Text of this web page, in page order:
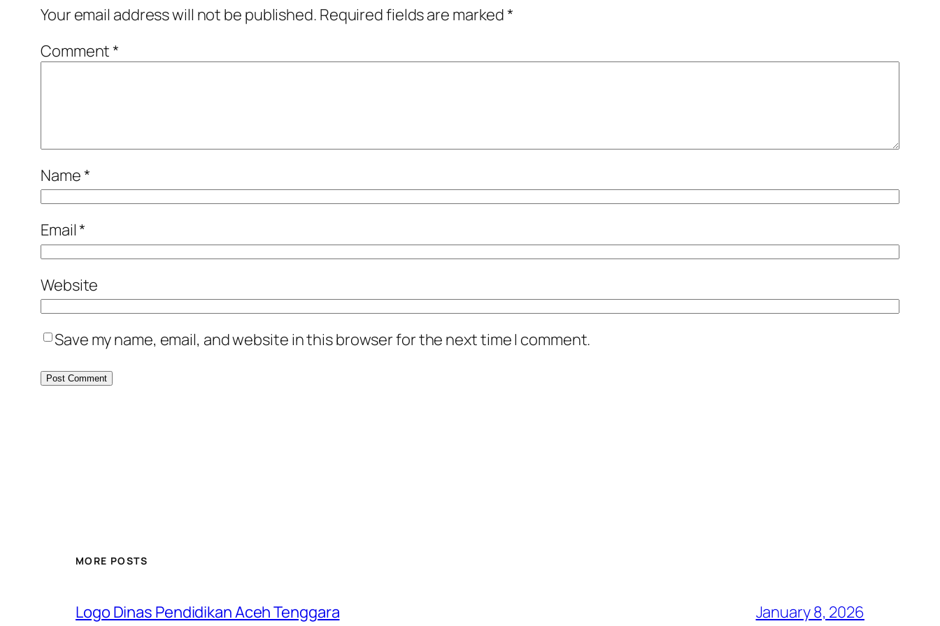
Your email address will not be published. Required fields are marked*
Comment*
Name*
Email*
Website
Save my name, email, and website in this browser for the next time I comment.
MORE POSTS
Logo Dinas Pendidikan Aceh Tenggara January 8, 2026